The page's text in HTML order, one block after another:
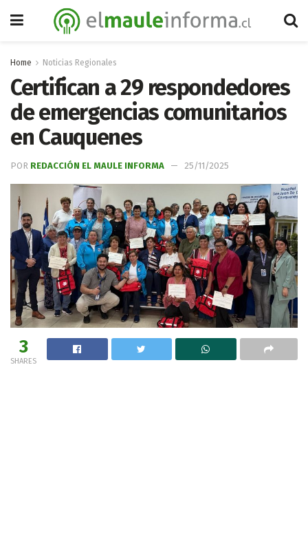
Home Noticias Regionales
Certifican a 29 respondedores
de emergencias comunitarios
en Cauquenes
POR REDACCIÓN EL MAULE INFORMA 25/11/2025
3
SHARES